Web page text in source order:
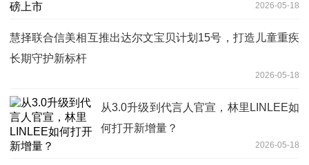
2026-05-18
慧择联合信美相互推出达尔文宝贝计划15号，打造儿童重疾
长期守护新标杆
2026-05-18
从3.0升级到代言人官宣，林里LINLEE如
何打开新增量？
2026-05-18